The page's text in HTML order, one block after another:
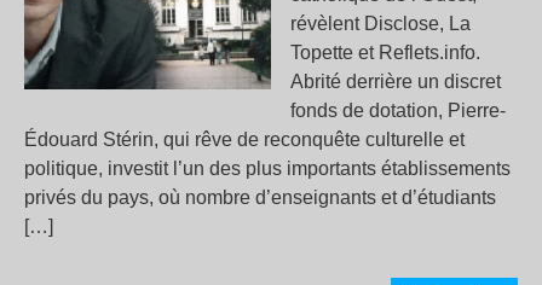
révèlent Disclose, La
Topette et Reflets.info.
Abrité derrière un discret
fonds de dotation, Pierre-
Édouard Stérin, qui rêve de reconquête culturelle et
politique, investit l’un des plus importants établissements
privés du pays, où nombre d’enseignants et d’étudiants
[…]